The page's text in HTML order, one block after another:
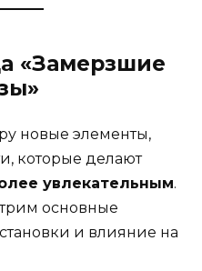
«Замерзшие
новые элементы,
которые делают
увлекательным.
основные
и влияние на